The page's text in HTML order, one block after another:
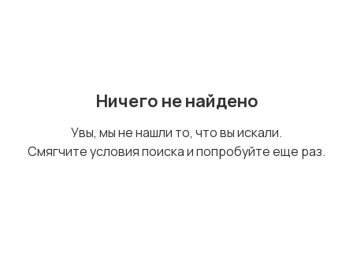
Ничего не найдено
Увы, мы не нашли то, что вы искали.
Смягчите условия поиска и попробуйте еще раз.